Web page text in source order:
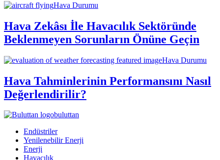
Hava Durumu
Hava Zekâsı İle Havacılık Sektöründe
Beklenmeyen Sorunların Önüne Geçin
Hava Durumu
Hava Tahminlerinin Performansını Nasıl
Değerlendirilir?
buluttan
Endüstriler
Yenilenebilir Enerji
Enerji
Havacılık